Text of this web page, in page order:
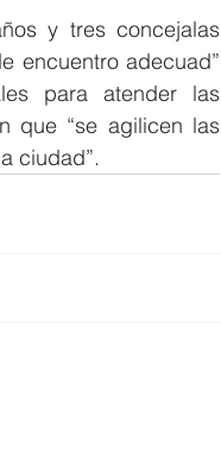
y tres concejalas
encuentro adecuad”
para atender las
que “se agilicen las
ciudad”.